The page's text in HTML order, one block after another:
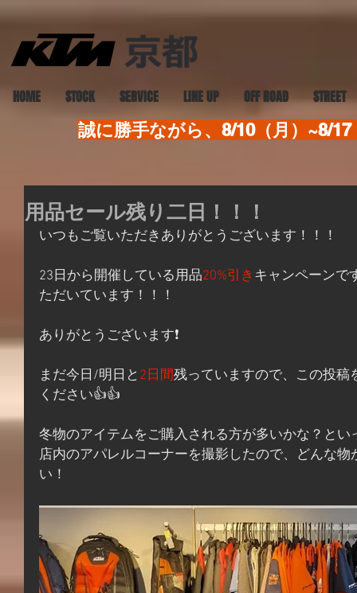
HOME STOCK SERVICE LINE UP OFF ROAD STREET
誠に勝手ながら、8/10（月）~8/
用品セール残り二日！！！
いつもご覧いただきありがとうございます！！！
23日から開催している用品20%引き キャンペーンで
ただいています！！！
ありがとうございます❗
まだ今日/明日と 2日間残っていますので、この投稿
ください👍👍
冬物のアイテムをご購入される方が多いかな？とい
店内のアパレルコーナーを撮影したので、どんな
い！